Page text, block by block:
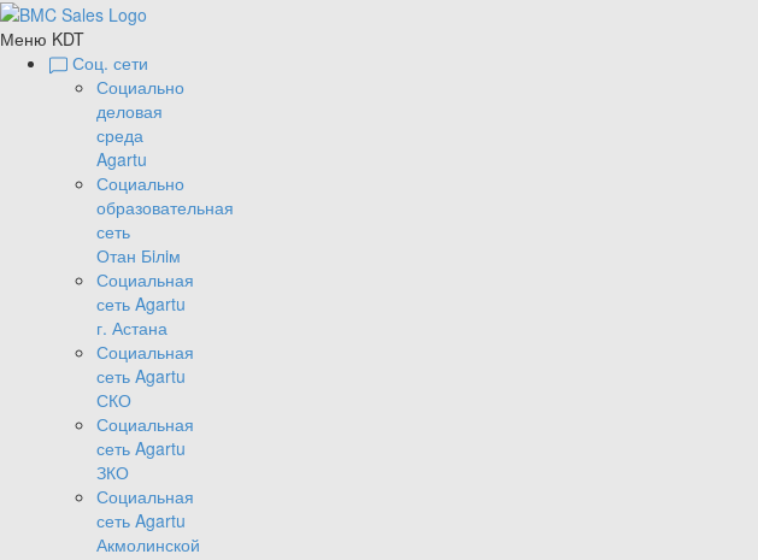
Меню KDT
Соц. сети
Социально
деловая
среда
Agartu
Социально
образовательная
сеть
Отан Бiлiм
Социальная
сеть Agartu
г. Астана
Социальная
сеть Agartu
СКО
Социальная
сеть Agartu
ЗКО
Социальная
сеть Agartu
Акмолинской